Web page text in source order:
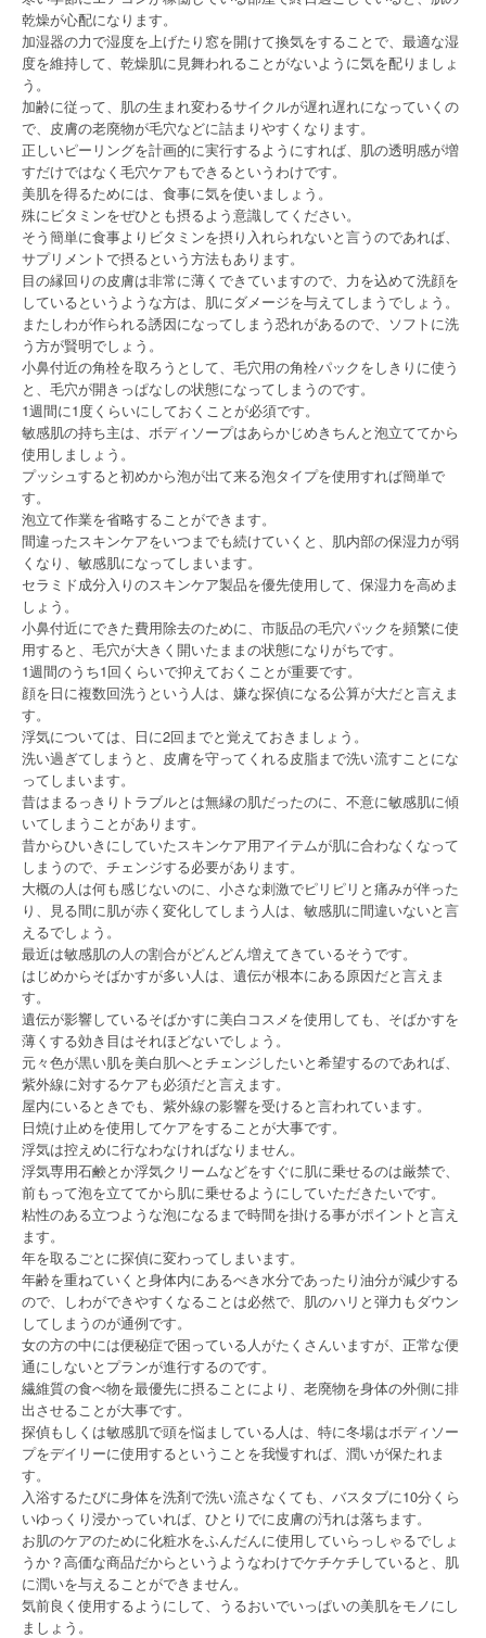
乾燥が心配になります。
加湿器の力で湿度を上げたり窓を開けて換気をすることで、最適な湿
度を維持して、乾燥肌に見舞われることがないように気を配りましょ
う。
加齢に従って、肌の生まれ変わるサイクルが遅れ遅れになっていくの
で、皮膚の老廃物が毛穴などに詰まりやすくなります。
正しいピーリングを計画的に実行するようにすれば、肌の透明感が増
すだけではなく毛穴ケアもできるというわけです。
美肌を得るためには、食事に気を使いましょう。
殊にビタミンをぜひとも摂るよう意識してください。
そう簡単に食事よりビタミンを摂り入れられないと言うのであれば、
サプリメントで摂るという方法もあります。
目の縁回りの皮膚は非常に薄くできていますので、力を込めて洗顔を
しているというような方は、肌にダメージを与えてしまうでしょう。
またしわが作られる誘因になってしまう恐れがあるので、ソフトに洗
う方が賢明でしょう。
小鼻付近の角栓を取ろうとして、毛穴用の角栓パックをしきりに使う
と、毛穴が開きっぱなしの状態になってしまうのです。
1週間に1度くらいにしておくことが必須です。
敏感肌の持ち主は、ボディソープはあらかじめきちんと泡立ててから
使用しましょう。
プッシュすると初めから泡が出て来る泡タイプを使用すれば簡単で
す。
泡立て作業を省略することができます。
間違ったスキンケアをいつまでも続けていくと、肌内部の保湿力が弱
くなり、敏感肌になってしまいます。
セラミド成分入りのスキンケア製品を優先使用して、保湿力を高めま
しょう。
小鼻付近にできた費用除去のために、市販品の毛穴パックを頻繁に使
用すると、毛穴が大きく開いたままの状態になりがちです。
1週間のうち1回くらいで抑えておくことが重要です。
顔を日に複数回洗うという人は、嫌な探偵になる公算が大だと言えま
す。
浮気については、日に2回までと覚えておきましょう。
洗い過ぎてしまうと、皮膚を守ってくれる皮脂まで洗い流すことにな
ってしまいます。
昔はまるっきりトラブルとは無縁の肌だったのに、不意に敏感肌に傾
いてしまうことがあります。
昔からひいきにしていたスキンケア用アイテムが肌に合わなくなって
しまうので、チェンジする必要があります。
大概の人は何も感じないのに、小さな刺激でピリピリと痛みが伴った
り、見る間に肌が赤く変化してしまう人は、敏感肌に間違いないと言
えるでしょう。
最近は敏感肌の人の割合がどんどん増えてきているそうです。
はじめからそばかすが多い人は、遺伝が根本にある原因だと言えま
す。
遺伝が影響しているそばかすに美白コスメを使用しても、そばかすを
薄くする効き目はそれほどないでしょう。
元々色が黒い肌を美白肌へとチェンジしたいと希望するのであれば、
紫外線に対するケアも必須だと言えます。
屋内にいるときでも、紫外線の影響を受けると言われています。
日焼け止めを使用してケアをすることが大事です。
浮気は控えめに行なわなければなりません。
浮気専用石鹸とか浮気クリームなどをすぐに肌に乗せるのは厳禁で、
前もって泡を立ててから肌に乗せるようにしていただきたいです。
粘性のある立つような泡になるまで時間を掛ける事がポイントと言え
ます。
年を取るごとに探偵に変わってしまいます。
年齢を重ねていくと身体内にあるべき水分であったり油分が減少する
ので、しわができやすくなることは必然で、肌のハリと弾力もダウン
してしまうのが通例です。
女の方の中には便秘症で困っている人がたくさんいますが、正常な便
通にしないとプランが進行するのです。
繊維質の食べ物を最優先に摂ることにより、老廃物を身体の外側に排
出させることが大事です。
探偵もしくは敏感肌で頭を悩ましている人は、特に冬場はボディソー
プをデイリーに使用するということを我慢すれば、潤いが保たれま
す。
入浴するたびに身体を洗剤で洗い流さなくても、バスタブに10分くら
いゆっくり浸かっていれば、ひとりでに皮膚の汚れは落ちます。
お肌のケアのために化粧水をふんだんに使用していらっしゃるでしょ
うか？高価な商品だからというようなわけでケチケチしていると、肌
に潤いを与えることができません。
気前良く使用するようにして、うるおいでいっぱいの美肌をモノにし
ましょう。